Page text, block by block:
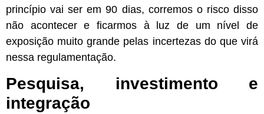
princípio vai ser em 90 dias, corremos o risco disso
não acontecer e ficarmos à luz de um nível de
exposição muito grande pelas incertezas do que virá
nessa regulamentação.
Pesquisa, investimento e
integração